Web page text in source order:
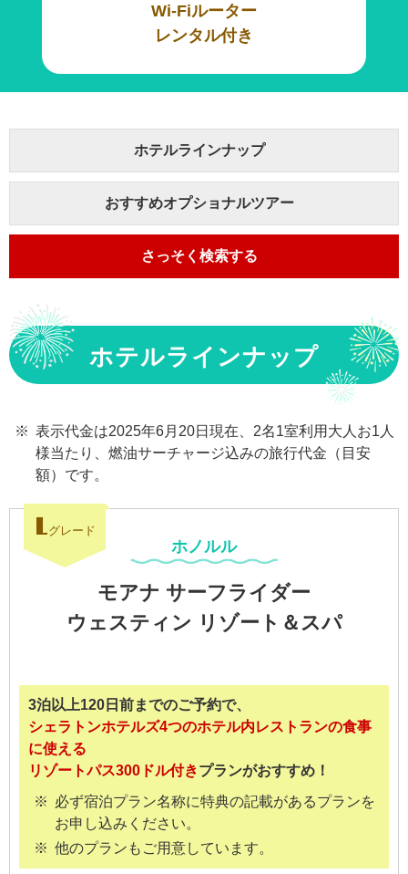
Wi-Fiルーター
レンタル付き
ホテルラインナップ
おすすめオプショナルツアー
さっそく検索する
ホテルラインナップ
表示代金は2025年6月20日現在、2名1室利用大人お1人
様当たり、燃油サーチャージ込みの旅行代金（目安
額）です。
L グレード
ホノルル
モアナ サーフライダー
ウェスティン リゾート＆スパ
3泊以上120日前までのご予約で、
シェラトンホテルズ4つのホテル内レストランの食事
に使える
リゾートパス300ドル付きプランがおすすめ！
必ず宿泊プラン名称に特典の記載があるプランを
お申し込みください。
他のプランもご用意しています。